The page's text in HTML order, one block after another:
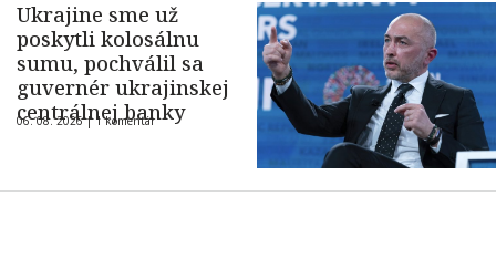
Ukrajine sme už
poskytli kolosálnu
sumu, pochválil sa
guvernér ukrajinskej
centrálnej banky
06. 08. 2026 |1 komentár